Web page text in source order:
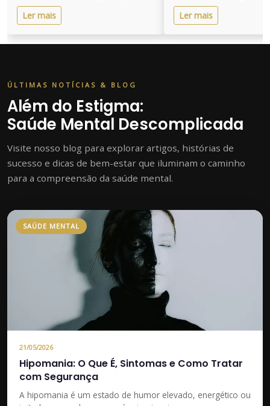
Ler mais
Ler mais
ÚLTIMAS NOTÍCIAS & BLOG
Além do Estigma:
Saúde Mental Descomplicada
Visite nosso blog para explorar artigos, histórias de
sucesso e dicas de bem-estar que iluminam o caminho
para a compreensão da saúde mental.
SAÚDE MENTAL
21/05/2026
Hipomania: O Que É, Sintomas e Como Tratar
com Segurança
A hipomania é um estado de humor elevado, energético ou